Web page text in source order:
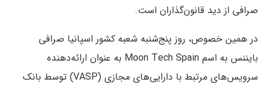
صرافی از دید قانون‌گذاران است.
در همین خصوص، روز پنج‌شنبه شعبه کشور اسپانیا صرافی
بایننس به اسم Moon Tech Spain به عنوان ارائه‌دهنده
سرویس‌های مرتبط با دارایی‌های مجازی (VASP) توسط بانک